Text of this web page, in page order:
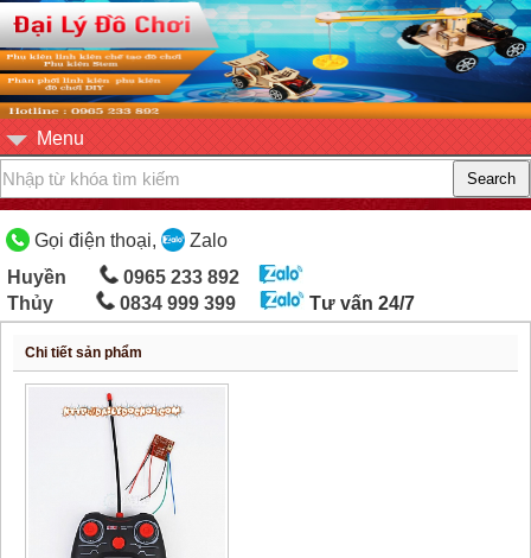
Menu
Gọi điện thoại,
Zalo
Huyền
0965 233 892
Thủy
0834 999 399 Tư vấn 24/7
Chi tiết sản phẩm